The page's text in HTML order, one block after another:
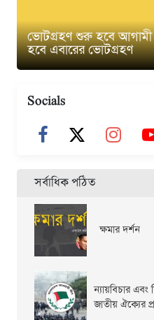
ভোটগ্রহণ শুরু হবে আগামী
হবে এবারের ভোটগ্রহণ
Socials
সর্বাধিক পঠিত
ক্ষমার দর্শন
ন্যায়বিচার এবং
জাতীয় ঐক্যের